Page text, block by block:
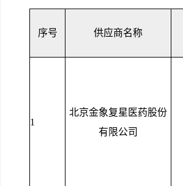
序号 供应商名称
1
北京金象复星医药股份
有限公司